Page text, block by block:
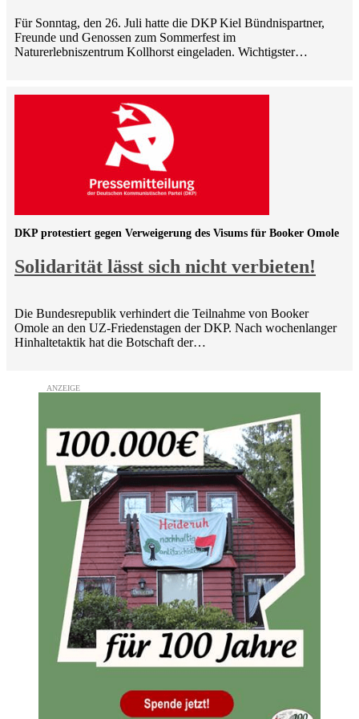
Für Sonntag, den 26. Juli hatte die DKP Kiel Bündnispartner,
Freunde und Genossen zum Sommerfest im
Naturerlebniszentrum Kollhorst eingeladen. Wichtigster…
Solidarität lässt sich nicht verbieten!
DKP protestiert gegen Verweigerung des Visums für Booker Omole
Die Bundesrepublik verhindert die Teilnahme von Booker
Omole an den UZ-Friedenstagen der DKP. Nach wochenlanger
Hinhaltetaktik hat die Botschaft der…